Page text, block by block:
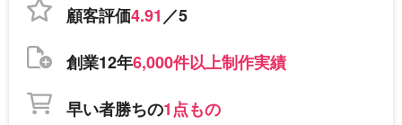
顧客評価4.91／5
創業12年6,000件以上制作実績
早い者勝ちの1点もの